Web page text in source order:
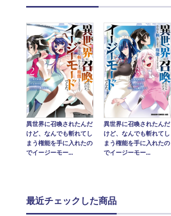
異世界に召喚されたんだ
けど、なんでも斬れてし
まう権能を手に入れたの
でイージーモー...
異世界に召喚されたんだ
けど、なんでも斬れてし
まう権能を手に入れたの
でイージーモー...
最近チェックした商品